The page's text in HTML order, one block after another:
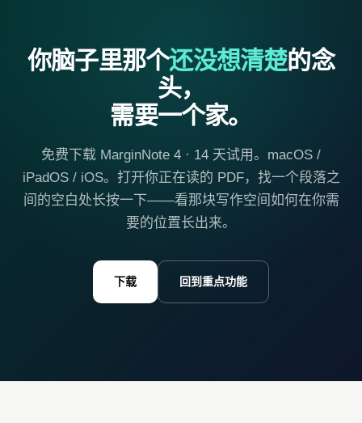
你脑子里那个还没想清楚的念
头，
需要一个家。
免费下载 MarginNote 4 · 14 天试用。macOS /
iPadOS / iOS。打开你正在读的 PDF，找一个段落之
间的空白处长按一下——看那块写作空间如何在你需
要的位置长出来。
下载 回到重点功能